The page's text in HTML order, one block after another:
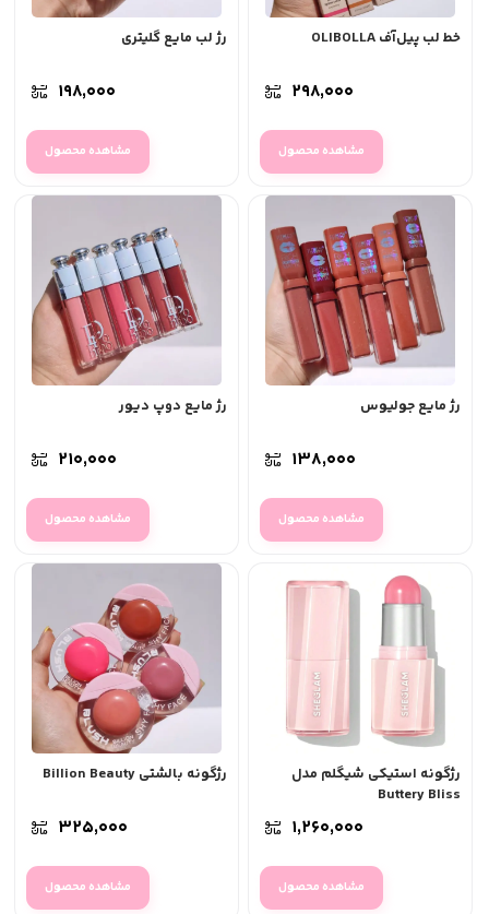
خط لب پیل‌آف OLIBOLLA
۲۹۸,۰۰۰
مشاهده محصول
رژ لب مایع گلیتری
۱۹۸,۰۰۰
مشاهده محصول
رژ مایع جولیوس
۱۳۸,۰۰۰
مشاهده محصول
رژ مایع دوپ دیور
۲۱۰,۰۰۰
مشاهده محصول
رژگونه استیکی شیگلم مدل
Buttery Bliss
۱,۲۶۰,۰۰۰
مشاهده محصول
رژگونه بالشتی Billion Beauty
۳۲۵,۰۰۰
مشاهده محصول